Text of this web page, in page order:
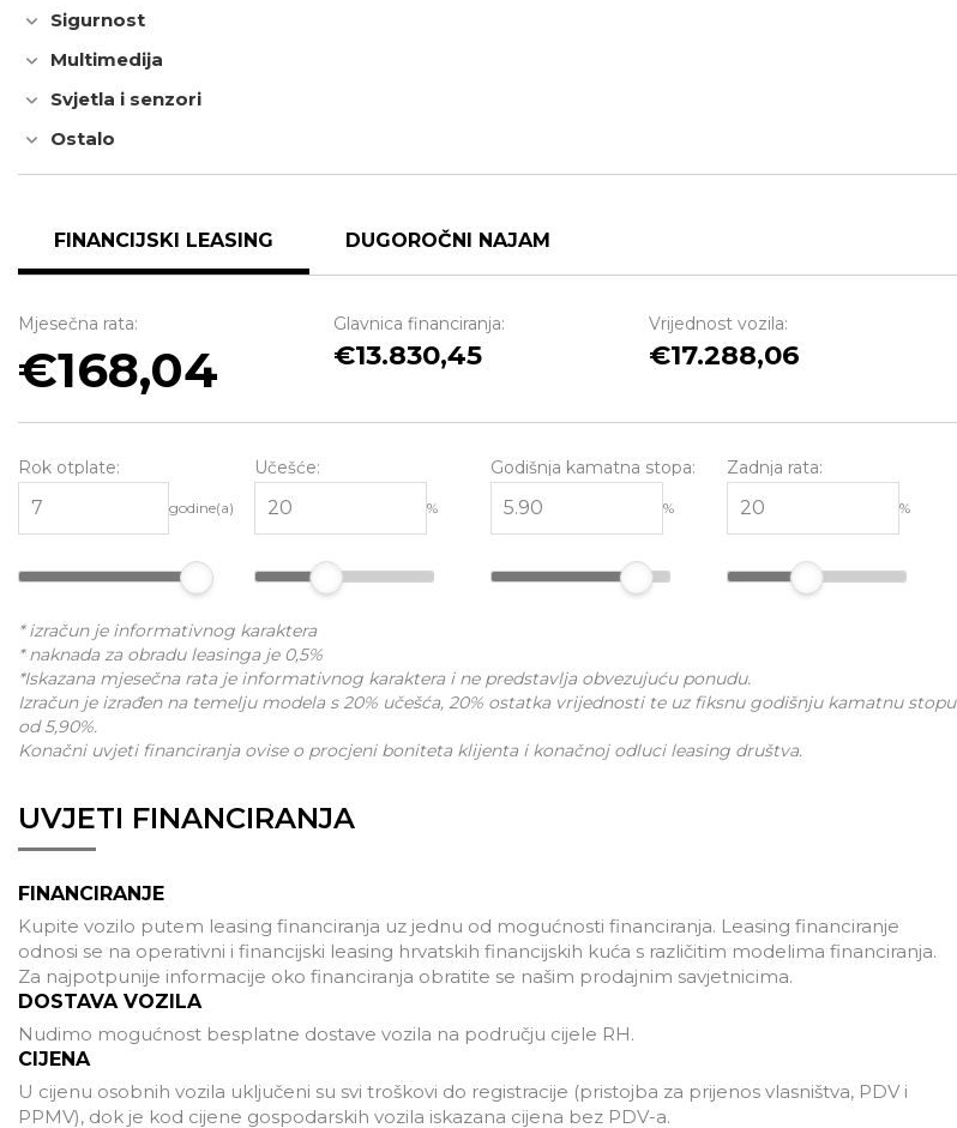
Sigurnost
Multimedija
Svjetla i senzori
Ostalo
FINANCIJSKI LEASING DUGOROČNI NAJAM
Mjesečna rata:
168,04
Glavnica financiranja:
13.830,45
Vrijednost vozila:
17.288,06
Rok otplate:
godine(a)
Učešće:
%
Godišnja kamatna stopa:
%
Zadnja rata:
%
* izračun je informativnog karaktera
* naknada za obradu leasinga je 0,5%
*Iskazana mjesečna rata je informativnog karaktera i ne predstavlja obvezujuću ponudu.
Izračun je izrađen na temelju modela s 20% učešća, 20% ostatka vrijednosti te uz fiksnu godišnju kamatnu stopu
od 5,90%.
Konačni uvjeti financiranja ovise o procjeni boniteta klijenta i konačnoj odluci leasing društva.
UVJETI FINANCIRANJA
FINANCIRANJE
Kupite vozilo putem leasing financiranja uz jednu od mogućnosti financiranja. Leasing financiranje
odnosi se na operativni i financijski leasing hrvatskih financijskih kuća s različitim modelima financiranja.
Za najpotpunije informacije oko financiranja obratite se našim prodajnim savjetnicima.
DOSTAVA VOZILA
Nudimo mogućnost besplatne dostave vozila na području cijele RH.
CIJENA
U cijenu osobnih vozila uključeni su svi troškovi do registracije (pristojba za prijenos vlasništva, PDV i
PPMV), dok je kod cijene gospodarskih vozila iskazana cijena bez PDV-a.